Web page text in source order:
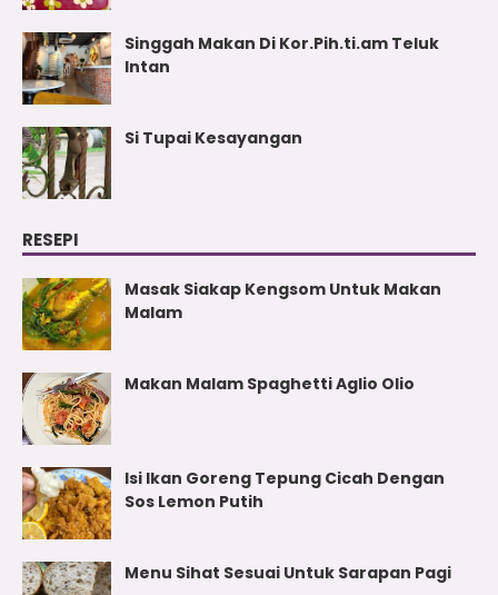
Singgah Makan Di Kor.Pih.ti.am Teluk
Intan
Si Tupai Kesayangan
RESEPI
Masak Siakap Kengsom Untuk Makan
Malam
Makan Malam Spaghetti Aglio Olio
Isi Ikan Goreng Tepung Cicah Dengan
Sos Lemon Putih
Menu Sihat Sesuai Untuk Sarapan Pagi